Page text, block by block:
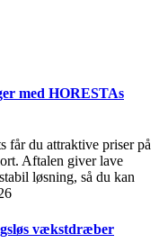
med HORESTAs
får du attraktive priser på
Aftalen giver lave
løsning, så du kan
vækstdræber